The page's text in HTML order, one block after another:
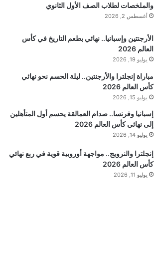
والملخصات لطلاب الصف الأول الثانوي
أغسطس 2, 2026
الأرجنتين وإسبانيا.. نهائي بطعم التاريخ في كأس
العالم 2026
يوليو 19, 2026
مباراة إنجلترا والأرجنتين.. ليلة الحسم نحو نهائي
كأس العالم 2026
يوليو 15, 2026
إسبانيا وفرنسا.. صدام العمالقة يحسم أول المتأهلين
إلى نهائي كأس العالم 2026
يوليو 14, 2026
إنجلترا والنرويج.. مواجهة أوروبية قوية في ربع نهائي
كأس العالم 2026
يوليو 11, 2026